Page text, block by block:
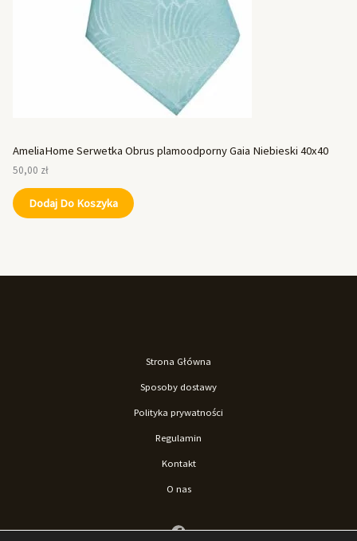
AmeliaHome Serwetka Obrus plamoodporny Gaia Niebieski 40x40
50,00 zł
Dodaj Do Koszyka
Strona Główna
Sposoby dostawy
Polityka prywatności
Regulamin
Kontakt
O nas